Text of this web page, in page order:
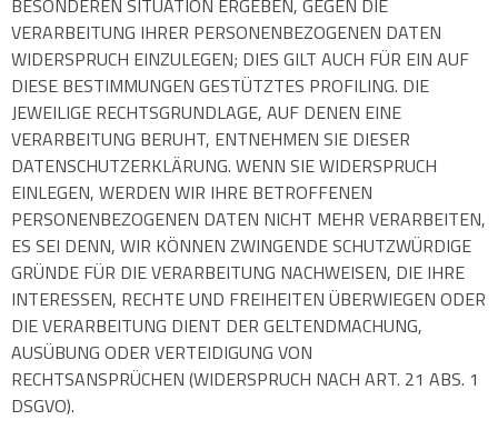
BESONDEREN SITUATION ERGEBEN, GEGEN DIE
VERARBEITUNG IHRER PERSONENBEZOGENEN DATEN
WIDERSPRUCH EINZULEGEN; DIES GILT AUCH FÜR EIN AUF
DIESE BESTIMMUNGEN GESTÜTZTES PROFILING. DIE
JEWEILIGE RECHTSGRUNDLAGE, AUF DENEN EINE
VERARBEITUNG BERUHT, ENTNEHMEN SIE DIESER
DATENSCHUTZERKLÄRUNG. WENN SIE WIDERSPRUCH
EINLEGEN, WERDEN WIR IHRE BETROFFENEN
PERSONENBEZOGENEN DATEN NICHT MEHR VERARBEITEN,
ES SEI DENN, WIR KÖNNEN ZWINGENDE SCHUTZWÜRDIGE
GRÜNDE FÜR DIE VERARBEITUNG NACHWEISEN, DIE IHRE
INTERESSEN, RECHTE UND FREIHEITEN ÜBERWIEGEN ODER
DIE VERARBEITUNG DIENT DER GELTENDMACHUNG,
AUSÜBUNG ODER VERTEIDIGUNG VON
RECHTSANSPRÜCHEN (WIDERSPRUCH NACH ART. 21 ABS. 1
DSGVO).